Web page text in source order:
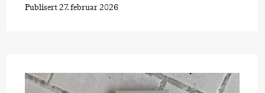
Publisert 27. februar 2026